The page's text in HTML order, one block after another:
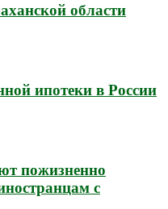
области
ипотеки в России
пожизненно
с